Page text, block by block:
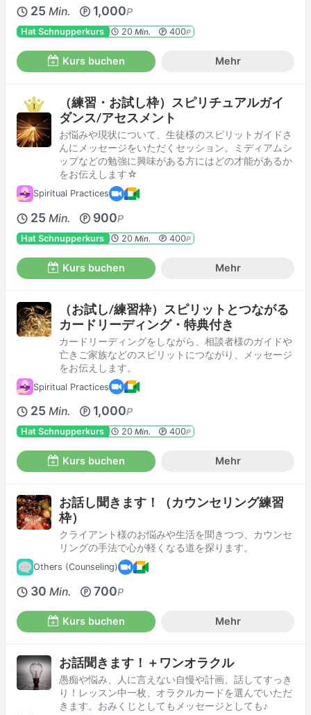
25 Min. 1,000P
Hat Schnupperkurs 20 Min. 400P
Kurs buchen Mehr
（練習・お試し枠）スピリチュアルガイ
ダンス/アセスメント
お悩みや現状について、生徒様のスピリットガイドさ
んにメッセージをいただくセッション。ミディアムシ
ップなどの勉強に興味がある方にはどの才能があるか
をお伝えします☆
Spiritual Practices
25 Min. 900P
Hat Schnupperkurs 20 Min. 400P
Kurs buchen Mehr
（お試し/練習枠）スピリットとつながる
カードリーディング・特典付き
カードリーディングをしながら、相談者様のガイドや
亡きご家族などのスピリットにつながり、メッセージ
をお伝えします。
Spiritual Practices
25 Min. 1,000P
Hat Schnupperkurs 20 Min. 400P
Kurs buchen Mehr
お話し聞きます！（カウンセリング練習
枠）
クライアント様のお悩みや生活を聞きつつ、カウンセ
リングの手法で心が軽くなる道を探ります。
Others (Counseling)
30 Min. 700P
Kurs buchen Mehr
お話聞きます！＋ワンオラクル
愚痴や悩み、人に言えない自慢や計画、話してすっき
り！レッスン中一枚、オラクルカードを選んでいただ
きます。おみくじとしてもメッセージとしても♪